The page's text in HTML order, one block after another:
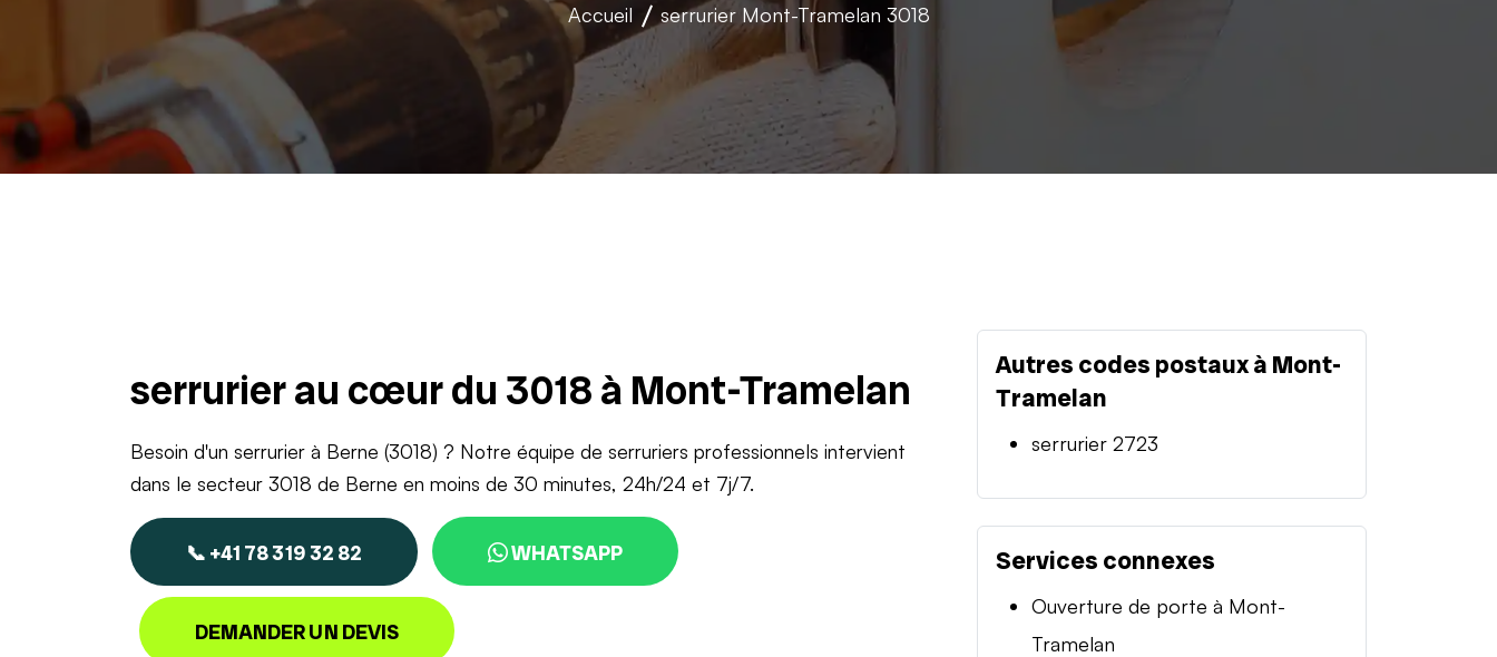
Accueil serrurier Mont-Tramelan 3018
serrurier au cœur du 3018 à Mont-Tramelan
Besoin d'un serrurier à Berne (3018) ? Notre équipe de serruriers professionnels intervient
dans le secteur 3018 de Berne en moins de 30 minutes, 24h/24 et 7j/7.
📞 +41 78 319 32 82 WHATSAPP
DEMANDER UN DEVIS
Autres codes postaux à Mont-
Tramelan
serrurier 2723
Services connexes
Ouverture de porte à Mont-
Tramelan